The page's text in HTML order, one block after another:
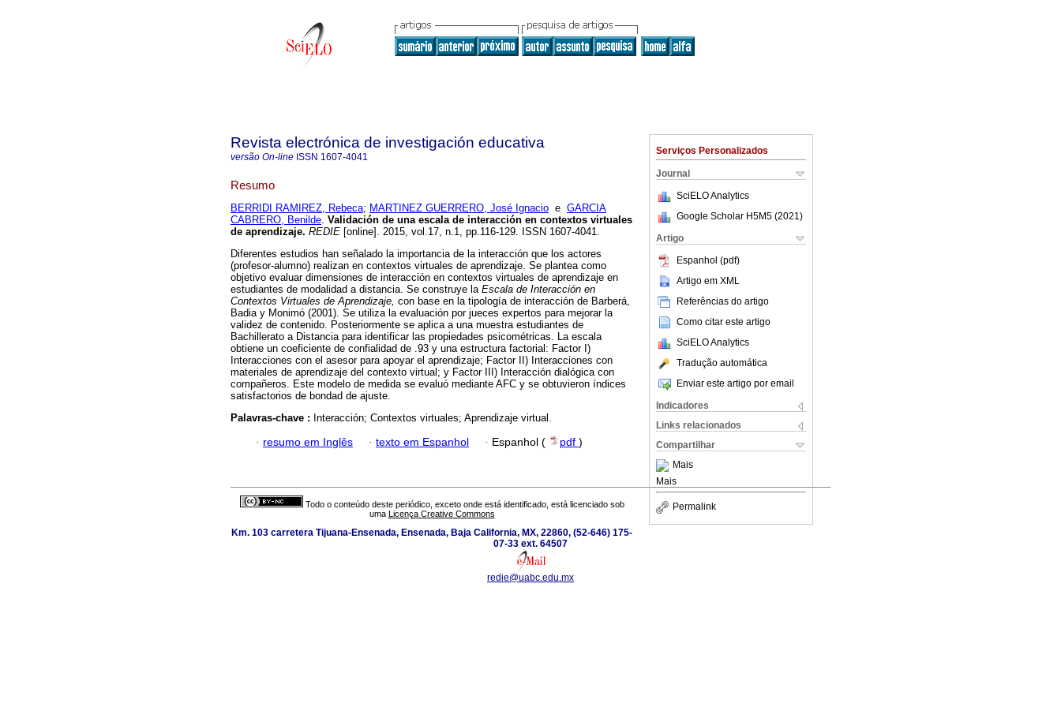
Serviços Personalizados
Journal
SciELO Analytics
Google Scholar H5M5 (2021 )
Artigo
Espanhol (pdf)
Artigo em XML
Referências do artigo
Como citar este artigo
SciELO Analytics
Tradução automática
Enviar este artigo por email
Indicadores
Links relacionados
Compartilhar
Mais
Mais
Permalink
Revista electrónica de investigación educativa
versão On-line ISSN 1607-4041
Resumo
BERRIDI RAMIREZ, Rebeca; MARTINEZ GUERRERO, José Ignacio e GARCIA
CABRERO, Benilde. Validación de una escala de interacción en contextos virtuales
de aprendizaje. REDIE [online]. 2015, vol.17, n.1, pp.116-129. ISSN 1607-4041.
Diferentes estudios han señalado la importancia de la interacción que los actores
(profesor-alumno) realizan en contextos virtuales de aprendizaje. Se plantea como
objetivo evaluar dimensiones de interacción en contextos virtuales de aprendizaje en
estudiantes de modalidad a distancia. Se construye la Escala de Interacción en
Contextos Virtuales de Aprendizaje, con base en la tipología de interacción de Barberá,
Badia y Monimó (2001). Se utiliza la evaluación por jueces expertos para mejorar la
validez de contenido. Posteriormente se aplica a una muestra estudiantes de
Bachillerato a Distancia para identificar las propiedades psicométricas. La escala
obtiene un coeficiente de confialidad de .93 y una estructura factorial: Factor I)
Interacciones con el asesor para apoyar el aprendizaje; Factor II) Interacciones con
materiales de aprendizaje del contexto virtual; y Factor III) Interacción dialógica con
compañeros. Este modelo de medida se evaluó mediante AFC y se obtuvieron índices
satisfactorios de bondad de ajuste.
Palavras-chave : Interacción; Contextos virtuales; Aprendizaje virtual.
· resumo em Inglês · texto em Espanhol · Espanhol ( pdf )
Todo o conteúdo deste periódico, exceto onde está identificado, está licenciado sob
uma Licença Creative Commons
Km. 103 carretera Tijuana-Ensenada, Ensenada, Baja California, MX, 22860, (52-646) 175-
07-33 ext. 64507
redie@uabc.edu.mx